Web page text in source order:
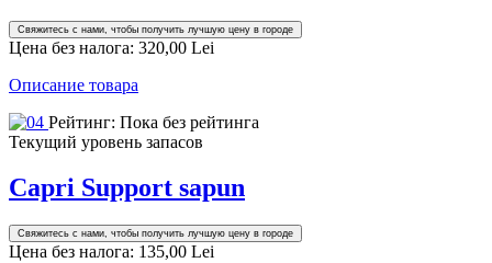
Свяжитесь с нами, чтобы получить лучшую цену в городе
Цена без налога: 320,00 Lei
Описание товара
Рейтинг: Пока без рейтинга
Текущий уровень запасов
Capri Support sapun
Свяжитесь с нами, чтобы получить лучшую цену в городе
Цена без налога: 135,00 Lei